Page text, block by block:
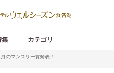
集 カテゴリ
月のマンスリー賞発表！